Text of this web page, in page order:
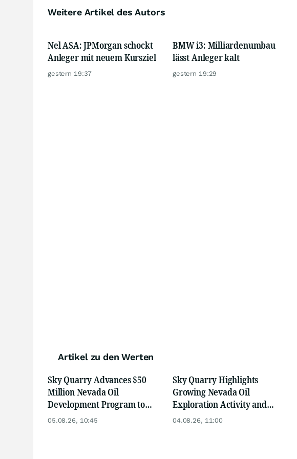
Weitere Artikel des Autors
Nel ASA: JPMorgan schockt
Anleger mit neuem Kursziel
gestern 19:37
BMW i3: Milliardenumbau
lässt Anleger kalt
gestern 19:29
Artikel zu den Werten
Sky Quarry Advances $50
Million Nevada Oil
Development Program to
Support Lower-Cost Regional
05.08.26, 10:45
Sky Quarry Highlights
Growing Nevada Oil
Exploration Activity and
Potential New Regional
04.08.26, 11:00